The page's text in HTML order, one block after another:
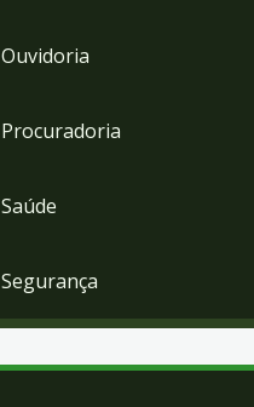
Ouvidoria
Procuradoria
Saúde
Segurança